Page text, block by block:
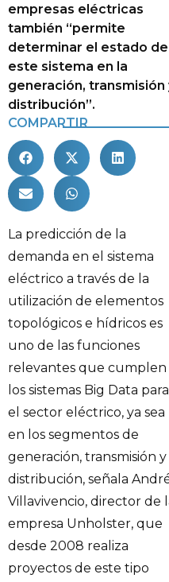
empresas eléctricas
también “permite
determinar el estado de
este sistema en la
generación, transmisión
distribución”.
COMPARTIR
La predicción de la
demanda en el sistema
eléctrico a través de la
utilización de elementos
topológicos e hídricos es
uno de las funciones
relevantes que cumplen
los sistemas Big Data para
el sector eléctrico, ya sea
en los segmentos de
generación, transmisión y
distribución, señala
Villavivencio, director de
empresa Unholster, que
desde 2008 realiza
proyectos de este tipo